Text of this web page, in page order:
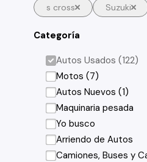
s cross Suzuki
Categoría
Autos Usados (122)
Motos (7)
Autos Nuevos (1)
Maquinaria pesada
Yo busco
Arriendo de Autos
Camiones, Buses y